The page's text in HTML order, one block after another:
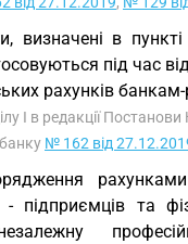
визначені в пункті
під час
рахунків
I в редакції
банку № 162 від
- підприємців та